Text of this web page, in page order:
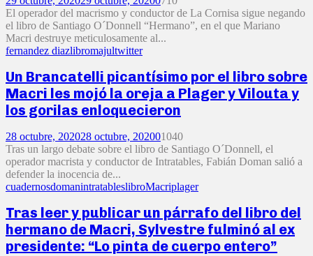
El operador del macrismo y conductor de La Cornisa sigue negando
el libro de Santiago O´Donnell “Hermano”, en el que Mariano
Macri destruye meticulosamente al...
fernandez diazlibromajultwitter
Un Brancatelli picantísimo por el libro sobre
Macri les mojó la oreja a Plager y Vilouta y
los gorilas enloquecieron
28 octubre, 202028 octubre, 202001040
Tras un largo debate sobre el libro de Santiago O´Donnell, el
operador macrista y conductor de Intratables, Fabián Doman salió a
defender la inocencia de...
cuadernosdomanintratableslibroMacriplager
Tras leer y publicar un párrafo del libro del
hermano de Macri, Sylvestre fulminó al ex
presidente: “Lo pinta de cuerpo entero”